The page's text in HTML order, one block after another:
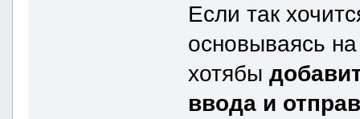
Если так
основываясь
хотябы
ввода и